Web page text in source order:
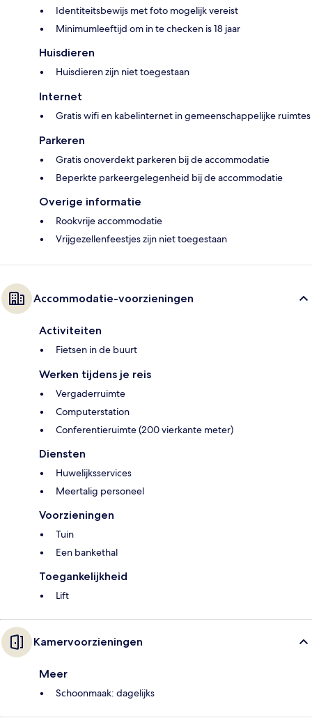
Identiteitsbewijs met foto mogelijk vereist
Minimumleeftijd om in te checken is 18 jaar
Huisdieren
Huisdieren zijn niet toegestaan
Internet
Gratis wifi en kabelinternet in gemeenschappelijke ruimtes
Parkeren
Gratis onoverdekt parkeren bij de accommodatie
Beperkte parkeergelegenheid bij de accommodatie
Overige informatie
Rookvrije accommodatie
Vrijgezellenfeestjes zijn niet toegestaan
Accommodatie-voorzieningen
Activiteiten
Fietsen in de buurt
Werken tijdens je reis
Vergaderruimte
Computerstation
Conferentieruimte (200 vierkante meter)
Diensten
Huwelijksservices
Meertalig personeel
Voorzieningen
Tuin
Een bankethal
Toegankelijkheid
Lift
Kamervoorzieningen
Meer
Schoonmaak: dagelijks